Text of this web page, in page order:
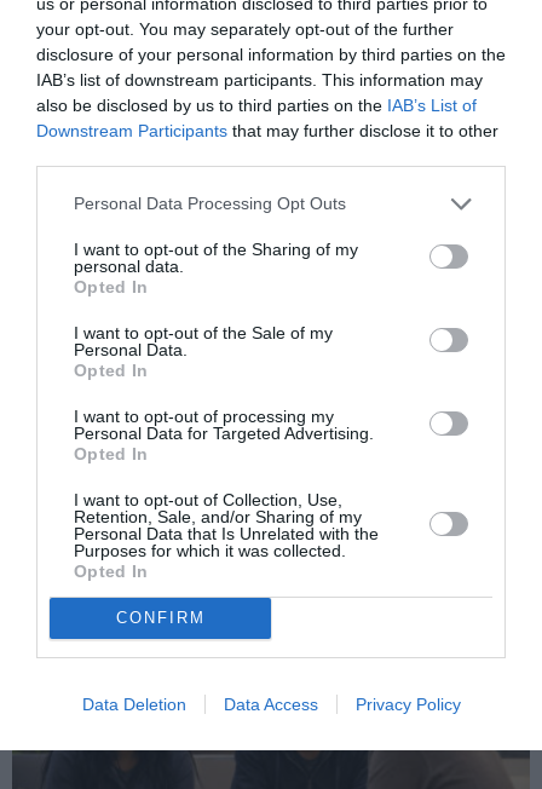
your opt-out. You may separately opt-out of the further
disclosure of your personal information by third parties on the
IAB’s list of downstream participants. This information may
also be disclosed by us to third parties on the IAB’s List of
Downstream Participants that may further disclose it to other
Personal Data Processing Opt Outs
I want to opt-out of the Sharing of my
personal data.
Opted In
I want to opt-out of the Sale of my
Personal Data.
Opted In
I want to opt-out of processing my
Personal Data for Targeted Advertising.
Opted In
I want to opt-out of Collection, Use,
Retention, Sale, and/or Sharing of my
Personal Data that Is Unrelated with the
Purposes for which it was collected.
Opted In
CONFIRM
Data Deletion Data Access Privacy Policy
LA SINISTRA
TI POTREBBERO INTERESSARE
ANCHE:
Cagliari, smantellata rete accusata di
favorire l’immigrazione irregolare: otto fermi